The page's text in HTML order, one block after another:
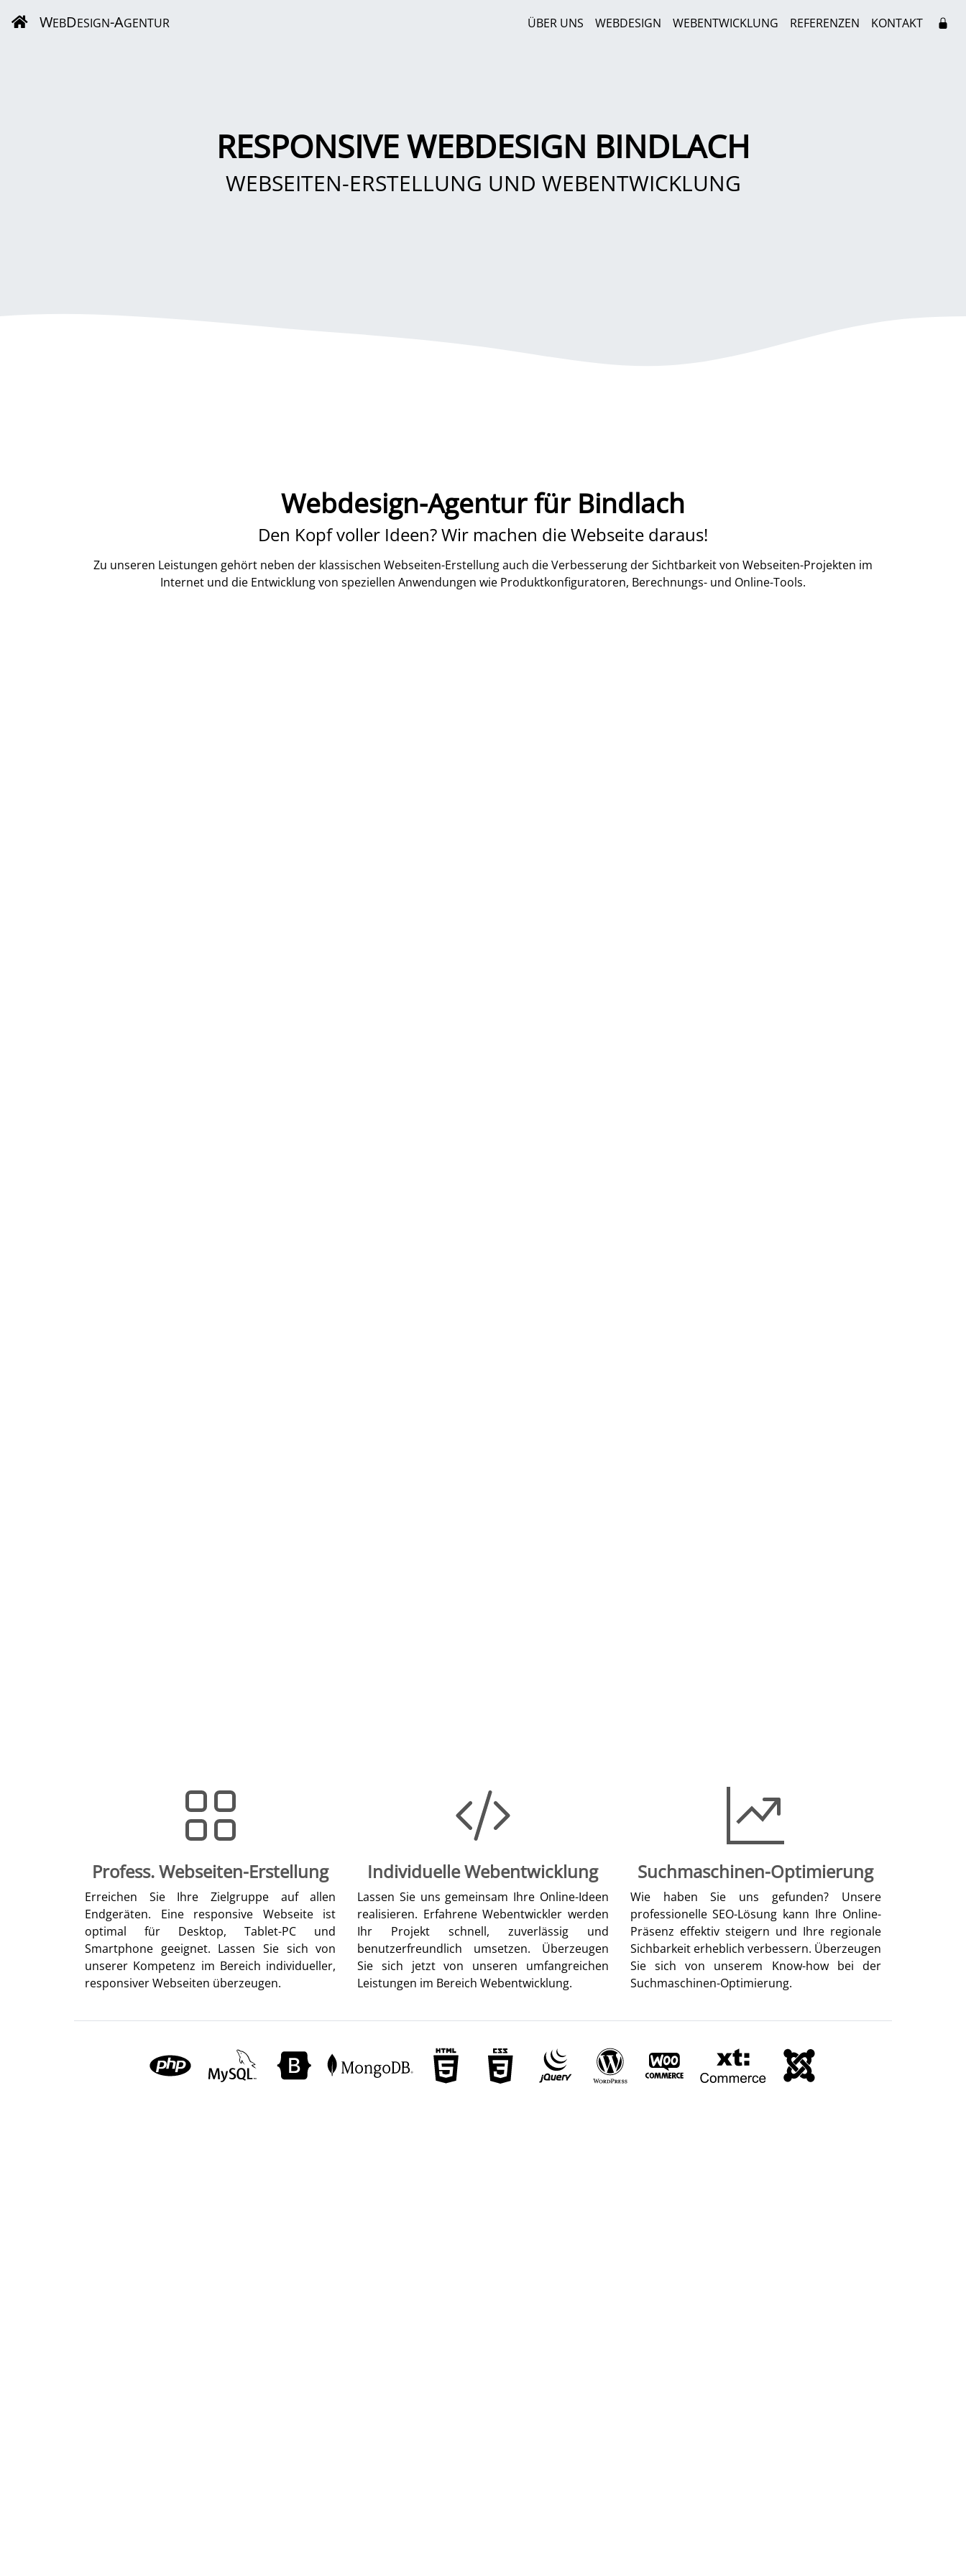
WEBDESIGN-AGENTUR ÜBER UNS WEBDESIGN WEBENTWICKLUNG REFERENZEN KONTAKT
RESPONSIVE WEBDESIGN BINDLACH
WEBSEITEN-ERSTELLUNG UND WEBENTWICKLUNG
Webdesign-Agentur für Bindlach
Den Kopf voller Ideen? Wir machen die Webseite daraus!
Zu unseren Leistungen gehört neben der klassischen Webseiten-Erstellung auch die Verbesserung der Sichtbarkeit von Webseiten-Projekten im
Internet und die Entwicklung von speziellen Anwendungen wie Produktkonfiguratoren, Berechnungs- und Online-Tools.
Profess. Webseiten-Erstellung
Erreichen Sie Ihre Zielgruppe auf allen
Endgeräten. Eine responsive Webseite ist
optimal für Desktop, Tablet-PC und
Smartphone geeignet. Lassen Sie sich von
unserer Kompetenz im Bereich individueller,
responsiver Webseiten überzeugen.
Individuelle Webentwicklung
Lassen Sie uns gemeinsam Ihre Online-Ideen
realisieren. Erfahrene Webentwickler werden
Ihr Projekt schnell, zuverlässig und
benutzerfreundlich umsetzen. Überzeugen
Sie sich jetzt von unseren umfangreichen
Leistungen im Bereich Webentwicklung.
Suchmaschinen-Optimierung
Wie haben Sie uns gefunden? Unsere
professionelle SEO-Lösung kann Ihre Online-
Präsenz effektiv steigern und Ihre regionale
Sichbarkeit erheblich verbessern. Überzeugen
Sie sich von unserem Know-how bei der
Suchmaschinen-Optimierung.